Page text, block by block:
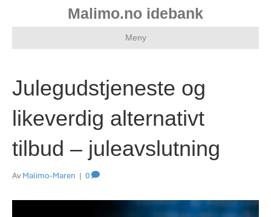
Malimo.no idebank
Meny
Julegudstjeneste og
likeverdig alternativt
tilbud – juleavslutning
Av Malimo-Maren | 0